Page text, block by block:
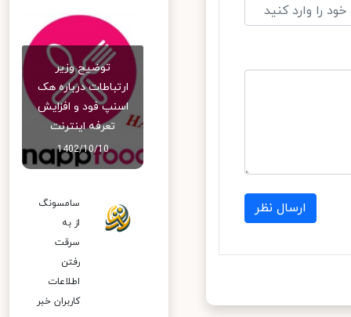
ارسال نظر
توضیح وزیر
ارتباطات درباره هک
اسنپ‌ فود و افزایش
تعرفه اینترنت
1402/10/10
سامسونگ
از به
سرقت
رفتن
اطلاعات
کاربران خبر